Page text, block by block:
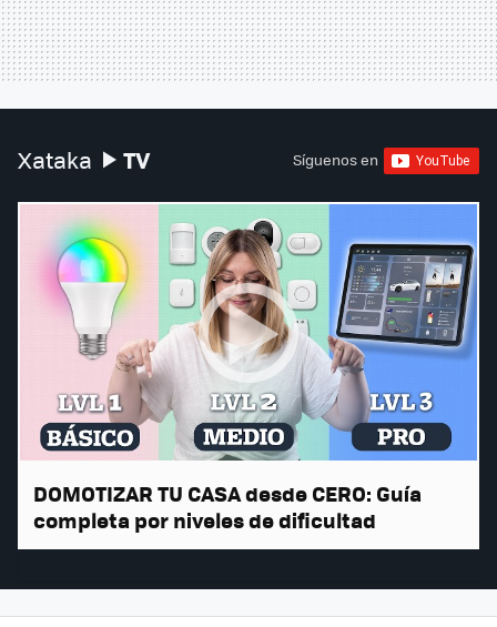
Xataka TV Síguenos en
DOMOTIZAR TU CASA desde CERO: Guía
completa por niveles de dificultad